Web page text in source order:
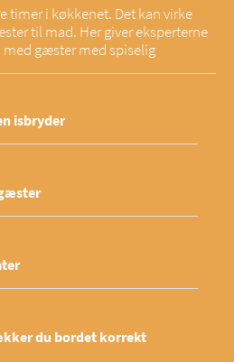
timer i køkkenet. Det kan virke
til mad. Her giver eksperterne
gæster med spiselig
isbryder
du bordet korrekt